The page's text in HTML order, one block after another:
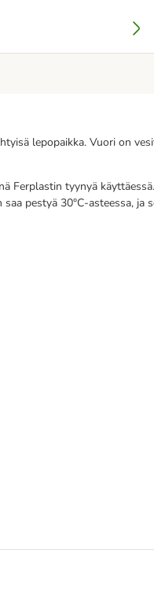
lepopaikka. Vuori on
Ferplastin tyynyä käyttäessä.
pestyä 30°C-asteessa, ja